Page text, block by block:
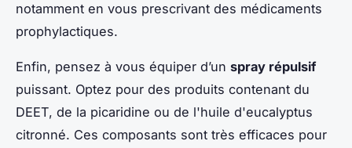
notamment en vous prescrivant des médicaments
prophylactiques.
Enfin, pensez à vous équiper d’un spray répulsif
puissant. Optez pour des produits contenant du
DEET, de la picaridine ou de l'huile d'eucalyptus
citronné. Ces composants sont très efficaces pour